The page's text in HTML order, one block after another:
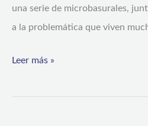
una serie de microbasurales,
a la problemática que viven
Leer más »